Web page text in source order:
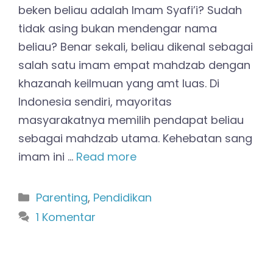
beken beliau adalah Imam Syafi’i? Sudah
tidak asing bukan mendengar nama
beliau? Benar sekali, beliau dikenal sebagai
salah satu imam empat mahdzab dengan
khazanah keilmuan yang amt luas. Di
Indonesia sendiri, mayoritas
masyarakatnya memilih pendapat beliau
sebagai mahdzab utama. Kehebatan sang
imam ini … Read more
Kategori
Parenting, Pendidikan
1 Komentar